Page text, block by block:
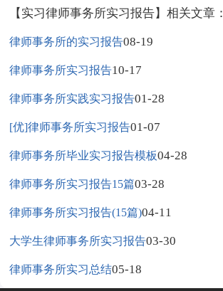
【实习律师事务所实习报告】相关文章：
律师事务所的实习报告08-19
律师事务所实习报告10-17
律师事务所实践实习报告01-28
[优]律师事务所实习报告01-07
律师事务所毕业实习报告模板04-28
律师事务所实习报告15篇03-28
律师事务所实习报告(15篇)04-11
大学生律师事务所实习报告03-30
律师事务所实习总结05-18